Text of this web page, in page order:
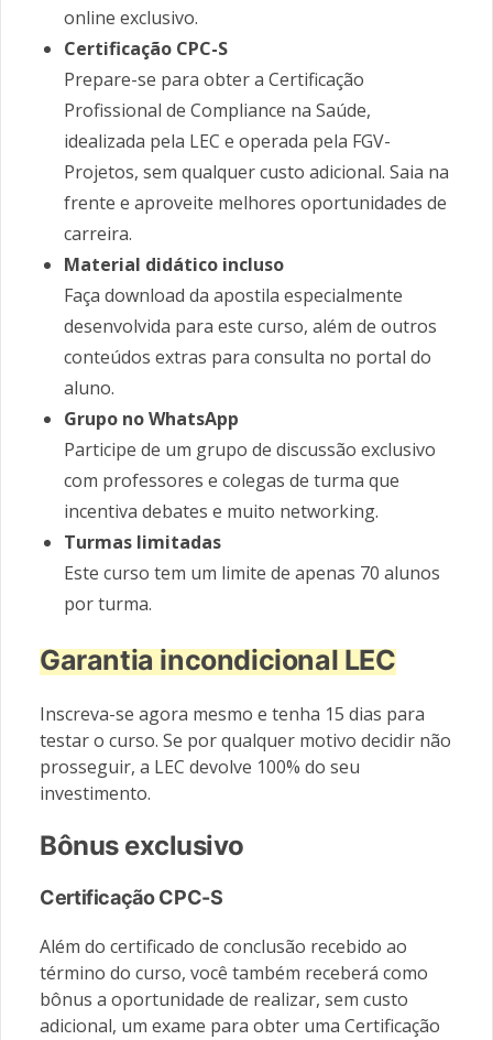
online exclusivo.
Certificação CPC-S
Prepare-se para obter a Certificação
Profissional de Compliance na Saúde,
idealizada pela LEC e operada pela FGV-
Projetos, sem qualquer custo adicional. Saia na
frente e aproveite melhores oportunidades de
carreira.
Material didático incluso
Faça download da apostila especialmente
desenvolvida para este curso, além de outros
conteúdos extras para consulta no portal do
aluno.
Grupo no WhatsApp
Participe de um grupo de discussão exclusivo
com professores e colegas de turma que
incentiva debates e muito networking.
Turmas limitadas
Este curso tem um limite de apenas 70 alunos
por turma.
Garantia incondicional LEC
Inscreva-se agora mesmo e tenha 15 dias para
testar o curso. Se por qualquer motivo decidir não
prosseguir, a LEC devolve 100% do seu
investimento.
Bônus exclusivo
Certificação CPC-S
Além do certificado de conclusão recebido ao
término do curso, você também receberá como
bônus a oportunidade de realizar, sem custo
adicional, um exame para obter uma Certificação